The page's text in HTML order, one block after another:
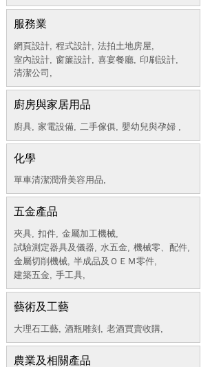
服務業
網頁設計, 程式設計, 法拍土地房屋,
室內設計, 窗簾設計, 喜宴餐廳, 印刷設計,
清潔公司,
廚房與家居用品
廚具, 家電設備, 二手傢俱, 嬰幼兒與孕婦 ,
化學
單車清潔潤滑美容用品,
五金產品
夾具, 扣件, 金屬加工機械,
試驗測定器具及儀器, 水五金, 機械零、配件,
金屬切削機械, 半成品及ＯＥＭ零件,
建築五金, 手工具,
藝術及工藝
大理石工藝, 酒瓶雕刻, 老酒買賣收購,
農業及相關產品